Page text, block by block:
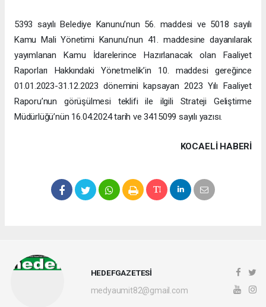
5393 sayılı Belediye Kanunu’nun 56. maddesi ve 5018 sayılı
Kamu Mali Yönetimi Kanunu’nun 41. maddesine dayanılarak
yayımlanan Kamu İdarelerince Hazırlanacak olan Faaliyet
Raporları Hakkındaki Yönetmelik’in 10. maddesi gereğince
01.01.2023-31.12.2023 dönemini kapsayan 2023 Yılı Faaliyet
Raporu’nun görüşülmesi teklifi ile ilgili Strateji Geliştirme
Müdürlüğü’nün 16.04.2024 tarih ve 3415099 sayılı yazısı.
KOCAELI HABERİ
HEDEFGAZETESİ
medyaumit82@gmail.com